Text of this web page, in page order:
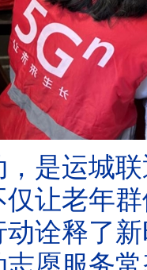
是运城
让老年
诠释了